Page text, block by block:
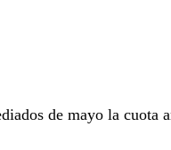
de mayo la cuota